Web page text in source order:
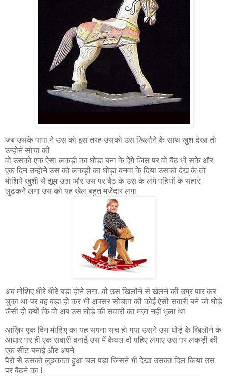
जब उसके पापा ने उस को इस तरह उसको उस खिलौने के साथ खुश देखा तो
उन्होने सोचा की
वो उसको एक ऐसा लकड़ी का घोड़ा बना के देंगे जिस पर वो बैठ भी सके और
एक दिन उन्होने उस को लकड़ी का घोड़ा बनवा के दिया उसको देख के तो
मोशिये खुशी से झूम उठा और उस पर बैठ के उस के लगे पहियों के सहारे
लुढकने लगा उस को यह खेल बहुत मजेदार लगा
अब मोशिए धीरे धीरे बड़ा होने लगा, वो उस खिलौने से खेलने की उम्र पार कर
चुका था पर वह बड़ा हो कर भी अक्सर सोचता की कोई ऐसी सवारी बने जो घोड़े
जैसी हो क्यों कि वो अब उस घोड़े की सवारी का मज़ा नही भुला था
आख़िर एक दिन मोशिए का यह सपना सच हो गया उसने उस घोड़े के खिलौने के
आधार पर ही एक सवारी बनाई उस में केवल दो पहिए लगाए उस पर लकड़ी की
एक सीट बनाई और अपने
पैरों से उसको लुढकाता हुआ चल पड़ा जिसने भी देखा उसका दिल किया उस
पर बैठने का !